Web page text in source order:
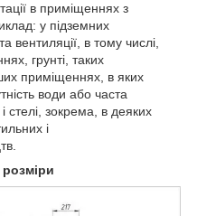
в приміщеннях з
у підземних
вентиляції, в тому числі,
грунті, таких
приміщеннях, в яких
води або часта
стелі, зокрема, в деяких
і
розміри